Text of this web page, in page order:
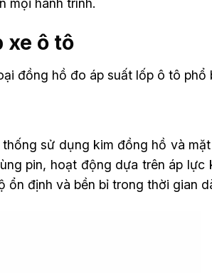
mọi hành trình.
xe ô tô
đồng hồ đo áp suất lốp ô tô phổ
sử dụng kim đồng hồ và
pin, hoạt động dựa trên áp lực
ổn định và bền bỉ trong thời gian